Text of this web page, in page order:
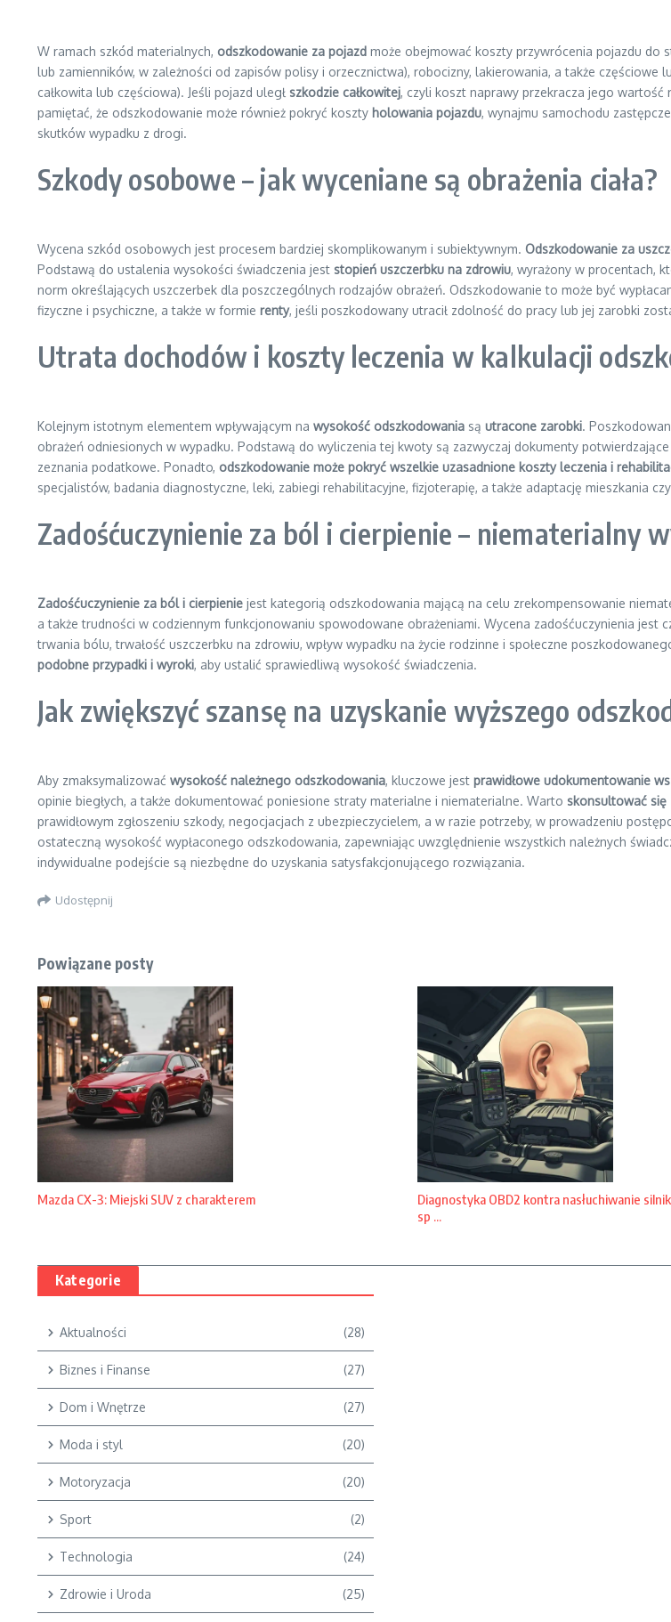
W ramach szkód materialnych, odszkodowanie za pojazd może obejmować koszty przywrócenia pojazdu do
lub zamienników, w zależności od zapisów polisy i orzecznictwa), robocizny, lakierowania, a także
całkowita lub częściowa). Jeśli pojazd uległ szkodzie całkowitej, czyli koszt naprawy przekracza jego wartość
pamiętać, że odszkodowanie może również pokryć koszty holowania pojazdu, wynajmu samochodu
skutków wypadku z drogi.
Szkody osobowe – jak wyceniane są obrażenia ciała?
Wycena szkód osobowych jest procesem bardziej skomplikowanym i subiektywnym. Odszkodowanie za
Podstawą do ustalenia wysokości świadczenia jest stopień uszczerbku na zdrowiu, wyrażony w procentach,
norm określających uszczerbek dla poszczególnych rodzajów obrażeń. Odszkodowanie to może być
fizyczne i psychiczne, a także w formie renty, jeśli poszkodowany utracił zdolność do pracy lub jej zarobki
Utrata dochodów i koszty leczenia w kalkulacji
Kolejnym istotnym elementem wpływającym na wysokość odszkodowania są utracone zarobki.
obrażeń odniesionych w wypadku. Podstawą do wyliczenia tej kwoty są zazwyczaj dokumenty
zeznania podatkowe. Ponadto, odszkodowanie może pokryć wszelkie uzasadnione koszty leczenia i
specjalistów, badania diagnostyczne, leki, zabiegi rehabilitacyjne, fizjoterapię, a także adaptację mieszkania
Zadośćuczynienie za ból i cierpienie – niematerialny
Zadośćuczynienie za ból i cierpienie jest kategorią odszkodowania mającą na celu zrekompensowanie
a także trudności w codziennym funkcjonowaniu spowodowane obrażeniami. Wycena zadośćuczynienia jest
trwania bólu, trwałość uszczerbku na zdrowiu, wpływ wypadku na życie rodzinne i społeczne
podobne przypadki i wyroki, aby ustalić sprawiedliwą wysokość świadczenia.
Jak zwiększyć szansę na uzyskanie wyższego
Aby zmaksymalizować wysokość należnego odszkodowania, kluczowe jest prawidłowe udokumentowanie
opinie biegłych, a także dokumentować poniesione straty materialne i niematerialne. Warto skonsultować się
prawidłowym zgłoszeniu szkody, negocjacjach z ubezpieczycielem, a w razie potrzeby, w prowadzeniu
ostateczną wysokość wypłaconego odszkodowania, zapewniając uwzględnienie wszystkich należnych
indywidualne podejście są niezbędne do uzyskania satysfakcjonującego rozwiązania.
Udostępnij
Powiązane posty
Mazda CX-3: Miejski SUV z charakterem
Diagnostyka OBD2 kontra nasłuchiwanie
sp ...
Kategorie
Aktualności (28)
Biznes i Finanse (27)
Dom i Wnętrze (27)
Moda i styl (20)
Motoryzacja (20)
Sport (2)
Technologia (24)
Zdrowie i Uroda (25)